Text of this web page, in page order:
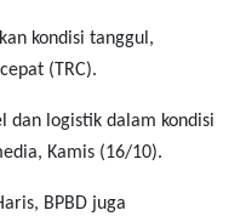
kondisi tanggul,
(TRC).
dan logistik dalam kondisi
Kamis (16/10).
BPBD juga